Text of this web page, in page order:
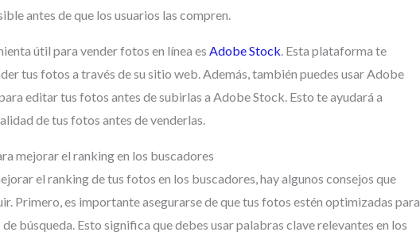
antes de que los usuarios las compren.
útil para vender fotos en línea es Adobe Stock . Esta plataforma te
tus fotos a través de su sitio web. Además, también puedes usar Adobe
editar tus fotos antes de subirlas a Adobe Stock. Esto te ayudará a
de tus fotos antes de venderlas.
mejorar el ranking en los buscadores
el ranking de tus fotos en los buscadores, hay algunos consejos que
Primero, es importante asegurarse de que tus fotos estén optimizadas para
búsqueda. Esto significa que debes usar palabras clave relevantes en los